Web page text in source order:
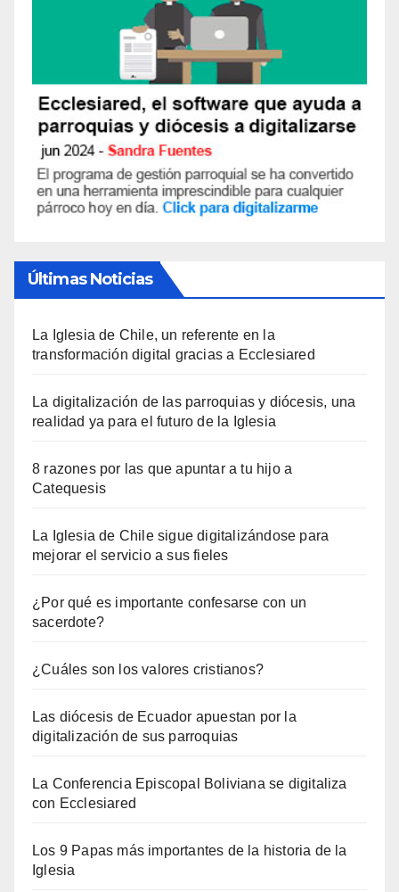
Últimas Noticias
La Iglesia de Chile, un referente en la
transformación digital gracias a Ecclesiared
La digitalización de las parroquias y diócesis, una
realidad ya para el futuro de la Iglesia
8 razones por las que apuntar a tu hijo a
Catequesis
La Iglesia de Chile sigue digitalizándose para
mejorar el servicio a sus fieles
¿Por qué es importante confesarse con un
sacerdote?
¿Cuáles son los valores cristianos?
Las diócesis de Ecuador apuestan por la
digitalización de sus parroquias
La Conferencia Episcopal Boliviana se digitaliza
con Ecclesiared
Los 9 Papas más importantes de la historia de la
Iglesia